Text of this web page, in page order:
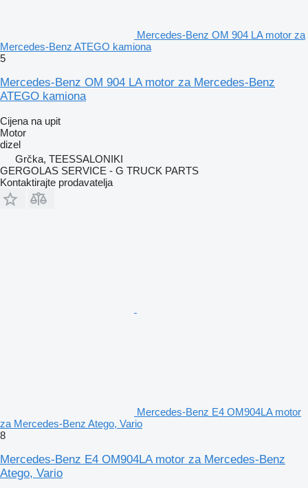
Mercedes-Benz OM 904 LA motor za
Mercedes-Benz ATEGO kamiona
5
Mercedes-Benz OM 904 LA motor za Mercedes-Benz
ATEGO kamiona
Cijena na upit
Motor
dizel
Grčka, TEESSALONIKI
GERGOLAS SERVICE - G TRUCK PARTS
Kontaktirajte prodavatelja
Mercedes-Benz E4 OM904LA motor
za Mercedes-Benz Atego, Vario
8
Mercedes-Benz E4 OM904LA motor za Mercedes-Benz
Atego, Vario